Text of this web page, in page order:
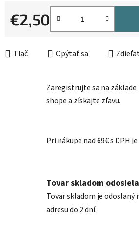
€2,50
Jednotková cena:
Tlač Opýtať sa
Zaregistrujte sa na základe
shope a získajte zľavu.
Pri nákupe nad 69€ s DPH
Tovar skladom
Tovar skladom je odoslaný
adresu do 2 dní.